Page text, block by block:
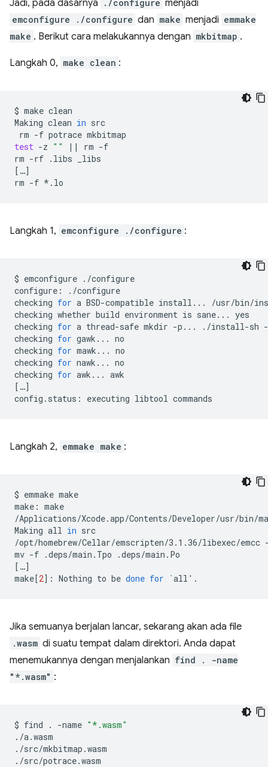
Jadi, pada dasarnya ./configure menjadi
emconfigure ./configure dan make menjadi emmake
make . Berikut cara melakukannya dengan mkbitmap .
Langkah 0, make clean :
$ make clean
Making clean in
rm -f potrace
test -z "" || rm -f
rm -rf .libs
[ …]
rm -f
Langkah 1, emconfigure ./configure :
$ emconfigure ./configure
configure:
./configure
checking for a BSD-compatible install...
/usr/bin/
checking whether build environment is sane... yes
checking for a thread-safe mkdir -p... ./install-sh
checking for gawk... no
checking for mawk... no
checking for nawk... no
checking for awk...
[ …]
config.status:
executing libtool
Langkah 2, emmake make :
$ emmake make
make: make
/Applications/Xcode.app/Contents/Developer/usr/bin/
Making all in src
/opt/homebrew/Cellar/emscripten/3.1.36/libexec/emcc
mv -f .deps/main.Tpo
[ …]
make[2] : Nothing to be done for `all '
Jika semuanya berjalan lancar, sekarang akan ada file
.wasm di suatu tempat dalam direktori. Anda dapat
menemukannya dengan menjalankan find . -name
"*.wasm" :
$ find . -name "*.wasm"
./a.wasm
./src/mkbitmap.wasm